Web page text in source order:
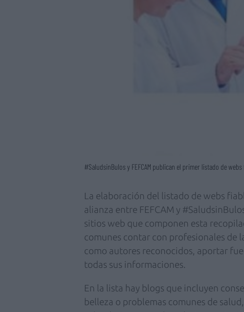
#SaludsinBulos y FEFCAM publican el primer listado de
La elaboración del listado de webs
alianza entre FEFCAM y
sitios web que componen esta
comunes contar con profesionales de
como autores reconocidos, aportar
todas sus informaciones.
En la lista hay blogs que incluyen
belleza o problemas comunes de